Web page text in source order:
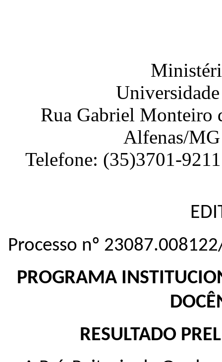
Rua Gabriel Monteiro
Alfenas/MG
Telefone: (35)3701-9211
Processo nº
PROGRAMA
RESULTADO